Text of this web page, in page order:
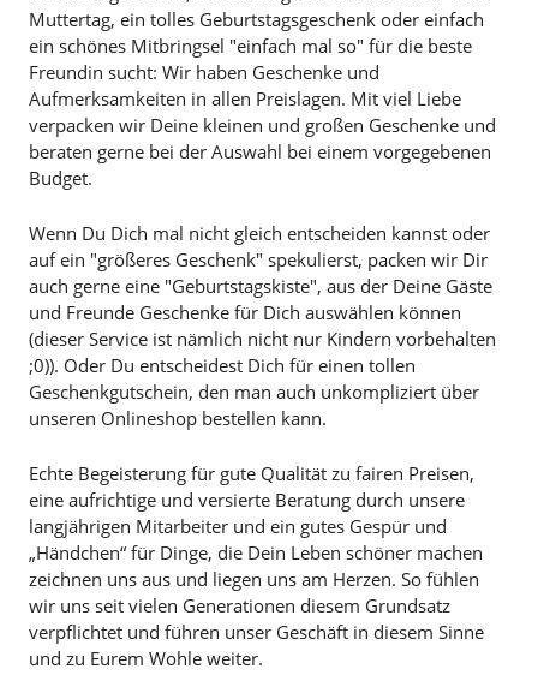
Muttertag, ein tolles Geburtstagsgeschenk oder einfach
ein schönes Mitbringsel "einfach mal so" für die beste
Freundin sucht: Wir haben Geschenke und
Aufmerksamkeiten in allen Preislagen. Mit viel Liebe
verpacken wir Deine kleinen und großen Geschenke und
beraten gerne bei der Auswahl bei einem vorgegebenen
Budget.
Wenn Du Dich mal nicht gleich entscheiden kannst oder
auf ein "größeres Geschenk" spekulierst, packen wir Dir
auch gerne eine "Geburtstagskiste", aus der Deine Gäste
und Freunde Geschenke für Dich auswählen können
(dieser Service ist nämlich nicht nur Kindern vorbehalten
;0)). Oder Du entscheidest Dich für einen tollen
Geschenkgutschein, den man auch unkompliziert über
unseren Onlineshop bestellen kann.
Echte Begeisterung für gute Qualität zu fairen Preisen,
eine aufrichtige und versierte Beratung durch unsere
langjährigen Mitarbeiter und ein gutes Gespür und
„Händchen“ für Dinge, die Dein Leben schöner machen
zeichnen uns aus und liegen uns am Herzen. So fühlen
wir uns seit vielen Generationen diesem Grundsatz
verpflichtet und führen unser Geschäft in diesem Sinne
und zu Eurem Wohle weiter.